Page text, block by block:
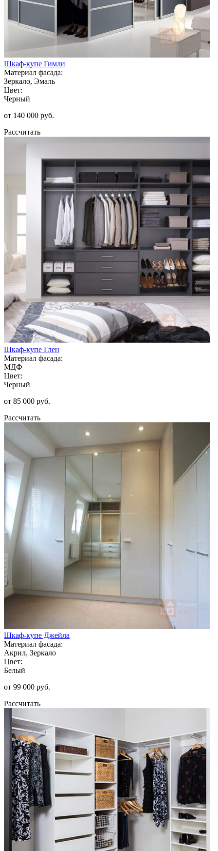
Шкаф-купе Гимли
Материал фасада:
Зеркало, Эмаль
Цвет:
Черный
от 140 000 руб.
Рассчитать
Шкаф-купе Глен
Материал фасада:
МДФ
Цвет:
Черный
от 85 000 руб.
Рассчитать
Шкаф-купе Джейла
Материал фасада:
Акрил, Зеркало
Цвет:
Белый
от 99 000 руб.
Рассчитать